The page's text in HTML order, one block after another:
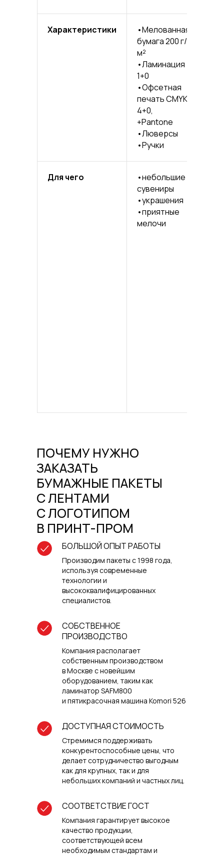
Характеристики
•Мелованная
бумага 200 г/
м²
•Ламинация
1+0
•Офсетная
печать CMYK
4+0,
+Pantone
•Люверсы
•Ручки
Для чего
•небольшие
сувениры
•украшения
•приятные
мелочи
ПОЧЕМУ НУЖНО
ЗАКАЗАТЬ
БУМАЖНЫЕ ПАКЕТЫ
С ЛЕНТАМИ
С ЛОГОТИПОМ
В ПРИНТ-ПРОМ
БОЛЬШОЙ ОПЫТ РАБОТЫ
Производим пакеты с 1998 года,
используя современные
технологии и
высококвалифицированных
специалистов.
СОБСТВЕННОЕ
ПРОИЗВОДСТВО
Компания располагает
собственным производством
в Москве с новейшим
оборудованием, таким как
ламинатор SAFM800
и пятикрасочная машина Komori 526
ДОСТУПНАЯ СТОИМОСТЬ
Стремимся поддерживать
конкурентоспособные цены, что
делает сотрудничество выгодным
как для крупных, так и для
небольших компаний и частных лиц.
СООТВЕТСТВИЕ ГОСТ
Компания гарантирует высокое
качество продукции,
соответствующей всем
необходимым стандартам и